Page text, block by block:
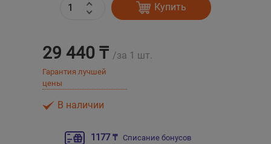
Купить
29 440 ₸ /за 1 шт.
Гарантия лучшей
цены
В наличии
1177 ₸ Списание бонусов
Уральск
Усть-Каменогорск
Шымкент